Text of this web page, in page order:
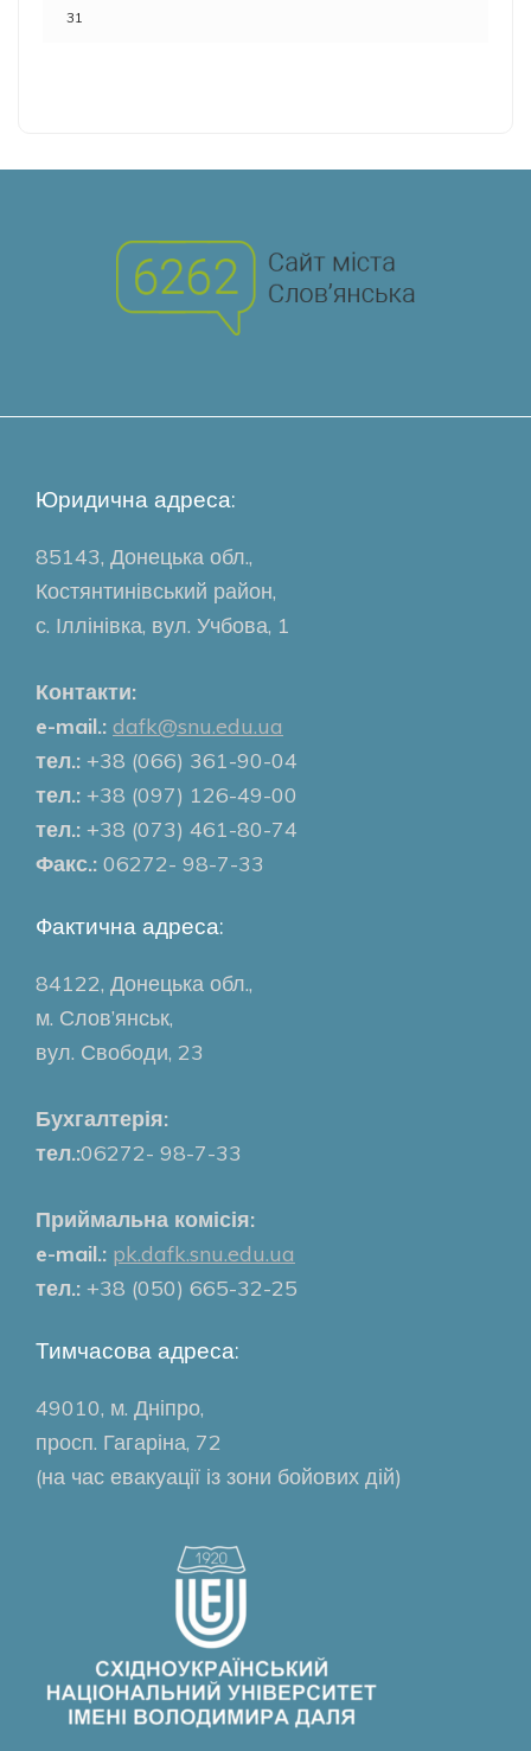
31
Юридична адреса:
85143, Донецька обл.,
Костянтинівський район,
с. Іллінівка, вул. Учбова, 1
Контакти:
e-mail.: dafk@snu.edu.ua
тел.: +38 (066) 361-90-04
тел.: +38 (097) 126-49-00
тел.: +38 (073) 461-80-74
Факс.: 06272- 98-7-33
Фактична адреса:
84122, Донецька обл.,
м. Слов’янськ,
вул. Свободи, 23
Бухгалтерія:
тел.:06272- 98-7-33
Приймальна комісія:
e-mail.: pk.dafk.snu.edu.ua
тел.: +38 (050) 665-32-25
Тимчасова адреса:
49010, м. Дніпро,
просп. Гагаріна, 72
(на час евакуації із зони бойових дій)